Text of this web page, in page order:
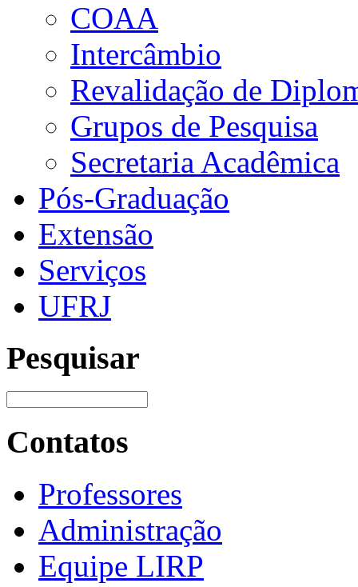
COAA
Intercâmbio
Revalidação de
Grupos de Pesquisa
Secretaria Acadêmica
Pós-Graduação
Extensão
Serviços
UFRJ
Pesquisar
Contatos
Professores
Administração
Equipe LIRP